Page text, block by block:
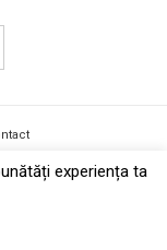
experiența ta